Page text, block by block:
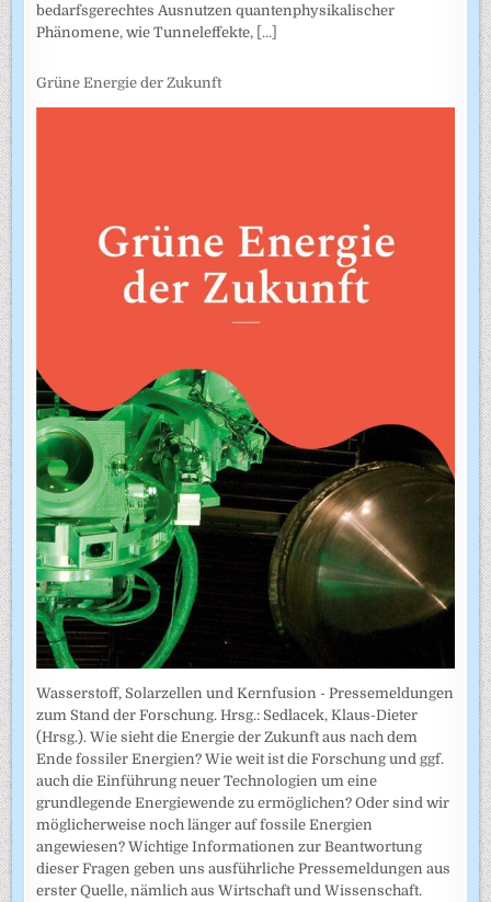
bedarfsgerechtes Ausnutzen quantenphysikalischer
Phänomene, wie Tunneleffekte, [...]
Grüne Energie der Zukunft
Wasserstoff, Solarzellen und Kernfusion - Pressemeldungen
zum Stand der Forschung. Hrsg.: Sedlacek, Klaus-Dieter
(Hrsg.). Wie sieht die Energie der Zukunft aus nach dem
Ende fossiler Energien? Wie weit ist die Forschung und ggf.
auch die Einführung neuer Technologien um eine
grundlegende Energiewende zu ermöglichen? Oder sind wir
möglicherweise noch länger auf fossile Energien
angewiesen? Wichtige Informationen zur Beantwortung
dieser Fragen geben uns ausführliche Pressemeldungen aus
erster Quelle, nämlich aus Wirtschaft und Wissenschaft.